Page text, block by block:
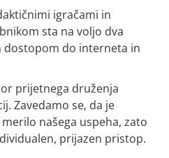
igračami in
sta na voljo dva
dostopom do interneta in
prijetnega druženja
Zavedamo se, da je
našega uspeha, zato
prijazen pristop.